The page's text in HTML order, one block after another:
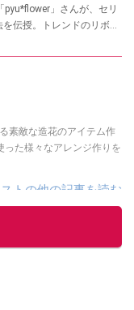
」さんが、セリ
伝授。トレンドのリボン
素敵な造花のアイテム作
った様々なアレンジ作りを
トの他の記事を読む